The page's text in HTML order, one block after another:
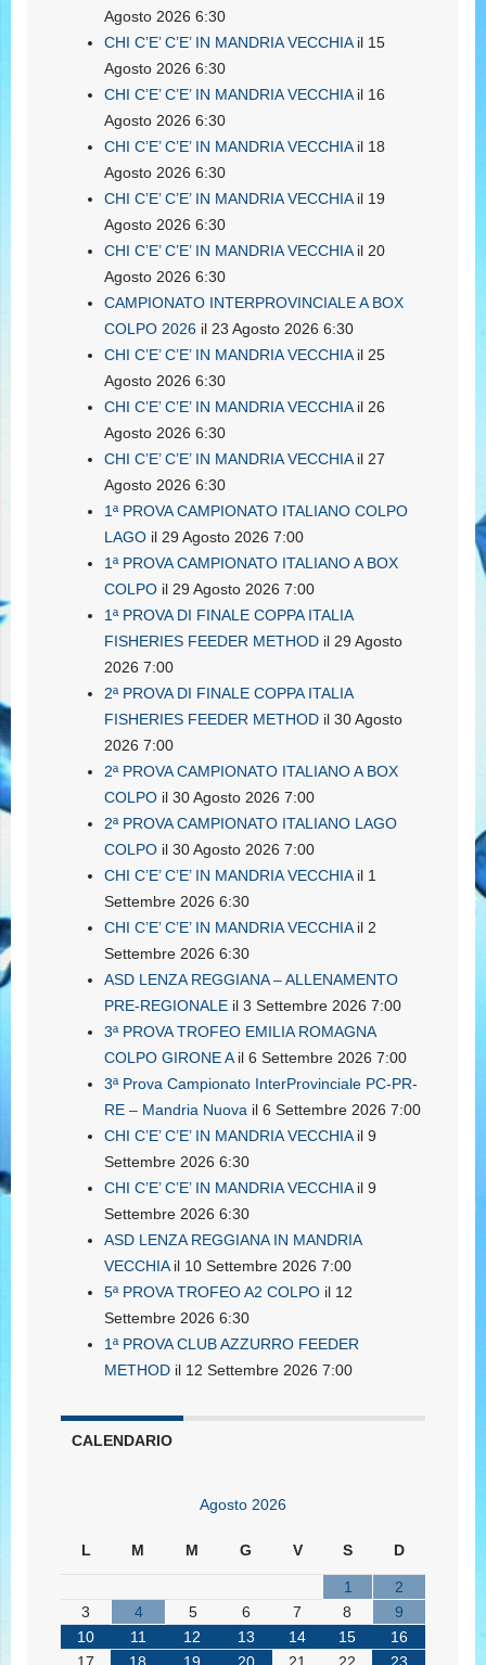
Agosto 2026 6:30
CHI C’E’ C’E’ IN MANDRIA VECCHIAil 15
Agosto 2026 6:30
CHI C’E’ C’E’ IN MANDRIA VECCHIAil 16
Agosto 2026 6:30
CHI C’E’ C’E’ IN MANDRIA VECCHIAil 18
Agosto 2026 6:30
CHI C’E’ C’E’ IN MANDRIA VECCHIAil 19
Agosto 2026 6:30
CHI C’E’ C’E’ IN MANDRIA VECCHIAil 20
Agosto 2026 6:30
CAMPIONATO INTERPROVINCIALE A BOX
COLPO 2026 il 23 Agosto 2026 6:30
CHI C’E’ C’E’ IN MANDRIA VECCHIAil 25
Agosto 2026 6:30
CHI C’E’ C’E’ IN MANDRIA VECCHIAil 26
Agosto 2026 6:30
CHI C’E’ C’E’ IN MANDRIA VECCHIAil 27
Agosto 2026 6:30
1ª PROVA CAMPIONATO ITALIANO COLPO
LAGO il 29 Agosto 2026 7:00
1ª PROVA CAMPIONATO ITALIANO A BOX
COLPO il 29 Agosto 2026 7:00
1ª PROVA DI FINALE COPPA ITALIA
FISHERIES FEEDER METHOD il 29 Agosto
2026 7:00
2ª PROVA DI FINALE COPPA ITALIA
FISHERIES FEEDER METHOD il 30 Agosto
2026 7:00
2ª PROVA CAMPIONATO ITALIANO A BOX
COLPO il 30 Agosto 2026 7:00
2ª PROVA CAMPIONATO ITALIANO LAGO
COLPO il 30 Agosto 2026 7:00
CHI C’E’ C’E’ IN MANDRIA VECCHIAil 1
Settembre 2026 6:30
CHI C’E’ C’E’ IN MANDRIA VECCHIAil 2
Settembre 2026 6:30
ASD LENZA REGGIANA – ALLENAMENTO
PRE-REGIONALE il 3 Settembre 2026 7:00
3ª PROVA TROFEO EMILIA ROMAGNA
COLPO GIRONE Ail 6 Settembre 2026 7:00
3ª Prova Campionato InterProvinciale PC-PR-
RE – Mandria Nuova il 6 Settembre 2026 7:00
CHI C’E’ C’E’ IN MANDRIA VECCHIAil 9
Settembre 2026 6:30
CHI C’E’ C’E’ IN MANDRIA VECCHIAil 9
Settembre 2026 6:30
ASD LENZA REGGIANA IN MANDRIA
VECCHIAil 10 Settembre 2026 7:00
5ª PROVA TROFEO A2 COLPO il 12
Settembre 2026 6:30
1ª PROVA CLUB AZZURRO FEEDER
METHOD il 12 Settembre 2026 7:00
CALENDARIO
Agosto 2026
L M M G V S D
1
2
3
4 5 6 7 8
9
10
11 12 13 14 15
16
17
18 19 20 21 22 23